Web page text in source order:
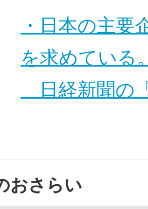
・日本の主要
を求めている
日経新聞の
おさらい